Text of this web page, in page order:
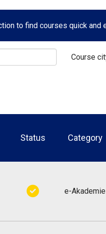
to find courses quick and
Course
Status Category
e-Akademie